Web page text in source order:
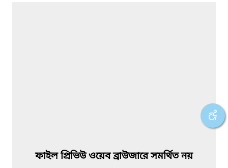
ফাইল প্রিভিউ ওয়েব ব্রাউজারে সমর্থিত নয়